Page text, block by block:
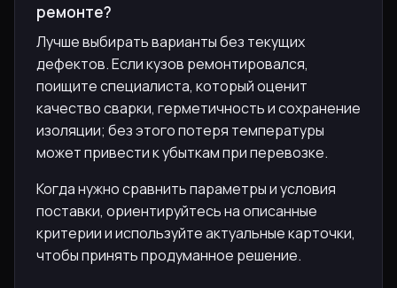
ремонте?
Лучше выбирать варианты без текущих
дефектов. Если кузов ремонтировался,
поищите специалиста, который оценит
качество сварки, герметичность и сохранение
изоляции; без этого потеря температуры
может привести к убыткам при перевозке.
Когда нужно сравнить параметры и условия
поставки, ориентируйтесь на описанные
критерии и используйте актуальные карточки,
чтобы принять продуманное решение.